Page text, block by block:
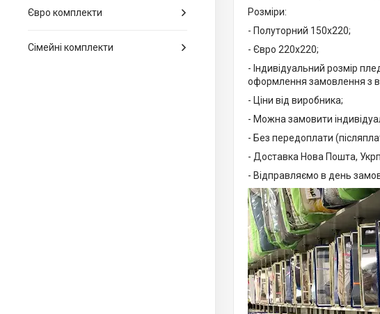
Євро комплекти
Сімейні комплекти
Розміри:
- Полуторний 150х220;
- Євро 220х220;
- Індивідуальний розмір
оформлення замовлення з
- Ціни від виробника;
- Можна замовити
- Без передоплати
- Доставка Нова Пошта,
- Відправляємо в день